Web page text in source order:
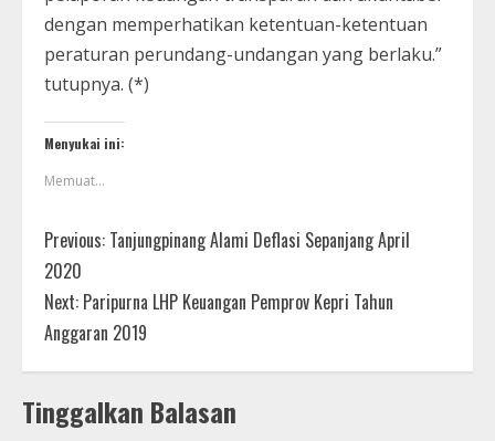
dengan memperhatikan ketentuan-ketentuan
peraturan perundang-undangan yang berlaku.”
tutupnya. (*)
Menyukai ini:
Memuat...
Previous: Tanjungpinang Alami Deflasi Sepanjang April
2020
Next: Paripurna LHP Keuangan Pemprov Kepri Tahun
Anggaran 2019
Tinggalkan Balasan